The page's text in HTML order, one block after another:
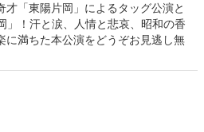
才「東陽片岡」によるタッグ公演と
」！汗と涙、人情と悲哀、昭和の香
に満ちた本公演をどうぞお見逃し無